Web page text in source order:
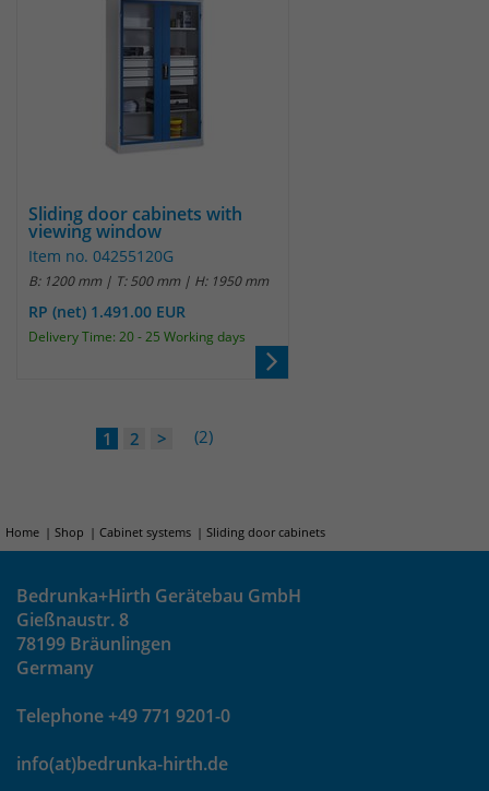
Sliding door cabinets with
viewing window
Item no. 04255120G
B: 1200 mm | T: 500 mm | H: 1950 mm
RP (net) 1.491.00 EUR
Delivery Time: 20 - 25 Working days
1 2 > (2)
Home Shop Cabinet systems Sliding door cabinets
Bedrunka+Hirth Gerätebau GmbH
Gießnaustr. 8
78199 Bräunlingen
Germany
Telephone +49 771 9201-0
info(at)bedrunka-hirth.de